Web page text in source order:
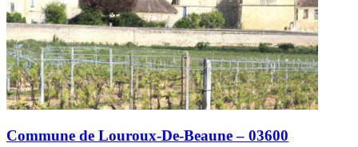
Commune de Louroux-De-Beaune – 03600